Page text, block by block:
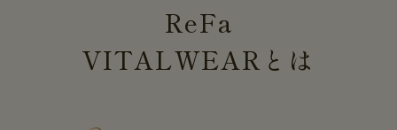
ReFa
VITALWEAR とは